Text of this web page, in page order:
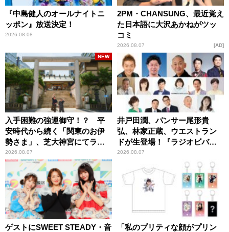
『中島健人のオールナイトニ
ッポン』放送決定！
2026.08.08
2PM・CHANSUNG、最近覚え
た日本語に大沢あかねがツッ
コミ
2026.08.07 AD
入手困難の強運御守！？ 平
安時代から続く「関東のお伊
勢さま」、芝大神宮にてラン
パンプスが合格祈願！
2026.08.07
NEW
井戸田潤、パンサー尾形貴
弘、林家正蔵、ウエストラン
ドが生登場！『ラジオビバリ
ー昼ズ』
2026.08.07
ゲストにSWEET STEADY・音
「私のプリティな顔がプリン